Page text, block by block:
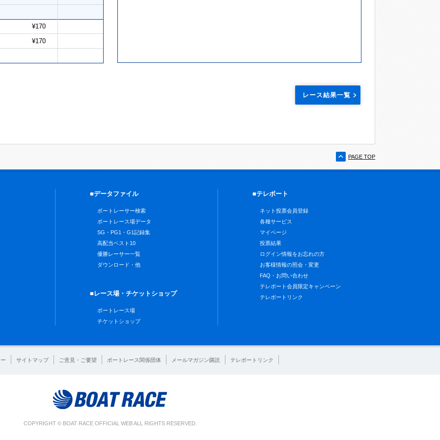
¥170
¥170
レース結果一覧
PAGE TOP
■データファイル
ボートレーサー検索
ボートレース場データ
SG・PG1・G1記録集
高配当ベスト10
優勝レーサー一覧
ダウンロード・他
■レース場・チケットショップ
ボートレース場
チケットショップ
■テレボート
ネット投票会員登録
各種サービス
マイページ
投票結果
ログイン情報をお忘れの方
お客様情報の照会・変更
FAQ・お問い合わせ
テレボート会員限定キャンペーン
テレボートリンク
サイトマップ ご意見・ご要望 ボートレース関係団体 メールマガジン購読 テレボートリンク
COPYRIGHT © BOAT RACE OFFICIAL WEB ALL RIGHTS RESERVED.